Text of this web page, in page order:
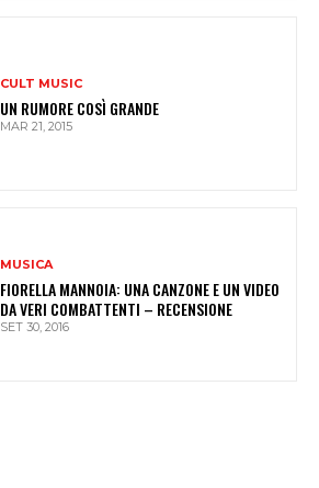
CULT MUSIC
UN RUMORE COSÌ GRANDE
MAR 21, 2015
MUSICA
FIORELLA MANNOIA: UNA CANZONE E UN VIDEO
DA VERI COMBATTENTI – RECENSIONE
SET 30, 2016